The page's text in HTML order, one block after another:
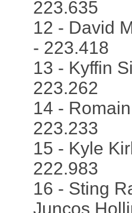
223.635
12 - David
- 223.418
13 - Kyffin
223.262
14 -
223.233
15 - Kyle
222.983
16 - Sting
Juncos